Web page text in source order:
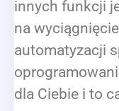
innych funkcji
na
automatyzacji
dla Ciebie i to